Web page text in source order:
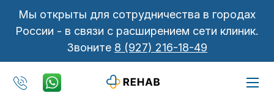
Мы открыты для сотрудничества в городах
России - в связи с расширением сети клиник.
Звоните 8 (927) 216-18-49